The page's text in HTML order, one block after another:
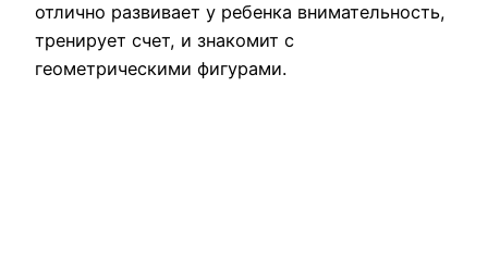
отлично развивает у ребенка внимательность,
тренирует счет, и знакомит с
геометрическими фигурами.